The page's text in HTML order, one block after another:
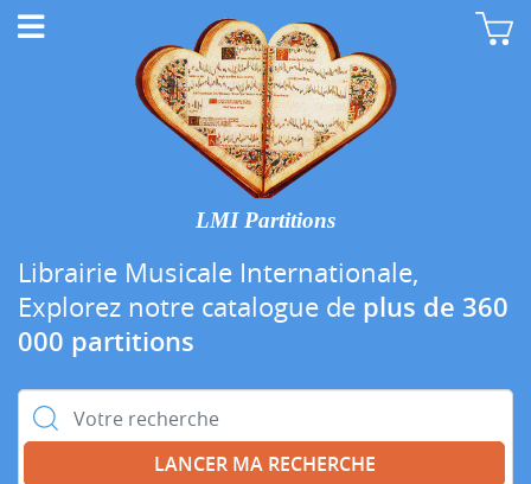
LMI Partitions
Librairie Musicale Internationale,
Explorez notre catalogue de plus de 360
000 partitions
Rechercher :